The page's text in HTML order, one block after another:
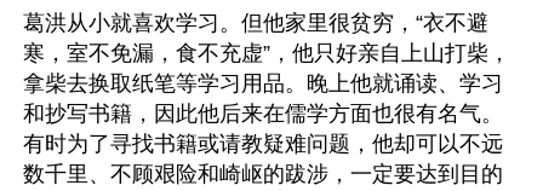
葛洪从小就喜欢学习。但他家里很贫穷，“衣不避
寒，室不免漏，食不充虚”，他只好亲自上山打柴，
拿柴去换取纸笔等学习用品。晚上他就诵读、学习
和抄写书籍，因此他后来在儒学方面也很有名气。
有时为了寻找书籍或请教疑难问题，他却可以不远
数千里、不顾艰险和崎岖的跋涉，一定要达到目的